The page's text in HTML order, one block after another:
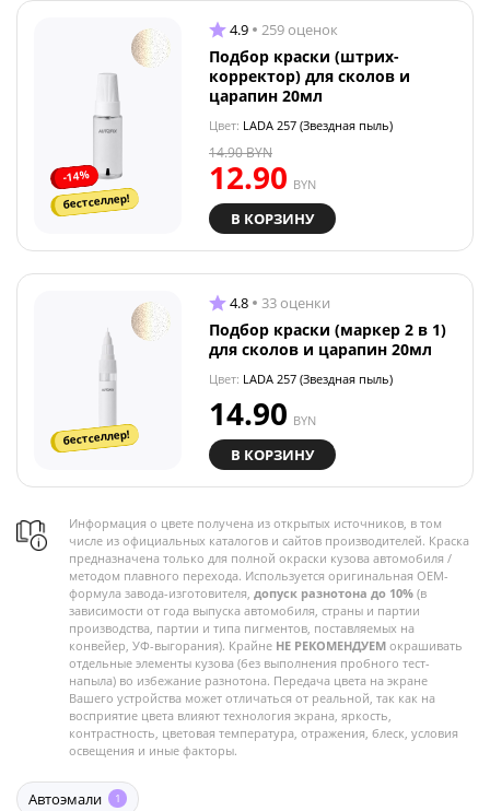
-14%
бестселлер!
4.9 259 оценок
Подбор краски (штрих-
корректор) для сколов и
царапин 20мл
Цвет: LADA 257 (Звездная пыль)
12.90 BYN
14.90BYN
В КОРЗИНУ
бестселлер!
4.8 33 оценки
Подбор краски (маркер 2 в 1)
для сколов и царапин 20мл
Цвет: LADA 257 (Звездная пыль)
14.90 BYN
В КОРЗИНУ
Информация о цвете получена из открытых источников, в том
числе из официальных каталогов и сайтов производителей. Краска
предназначена только для полной окраски кузова автомобиля /
методом плавного перехода. Используется оригинальная OEM-
формула завода-изготовителя, допуск разнотона до 10% (в
зависимости от года выпуска автомобиля, страны и партии
производства, партии и типа пигментов, поставляемых на
конвейер, УФ-выгорания). Крайне НЕ РЕКОМЕНДУЕМ окрашивать
отдельные элементы кузова (без выполнения пробного тест-
напыла) во избежание разнотона. Передача цвета на экране
Вашего устройства может отличаться от реальной, так как на
восприятие цвета влияют технология экрана, яркость,
контрастность, цветовая температура, отражения, блеск, условия
освещения и иные факторы.
Автоэмали 1